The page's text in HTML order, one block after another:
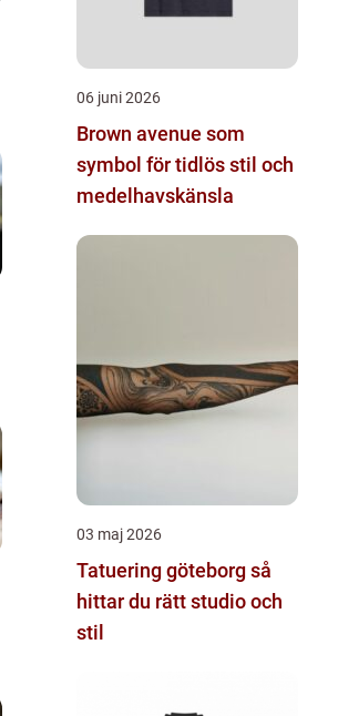
06 juni 2026
Brown avenue som
symbol för tidlös stil och
medelhavskänsla
03 maj 2026
Tatuering göteborg så
hittar du rätt studio och
stil